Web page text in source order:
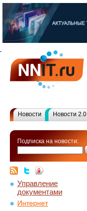
Новости Новости 2.0
Подписка на новости:
Управление
документами
Интернет